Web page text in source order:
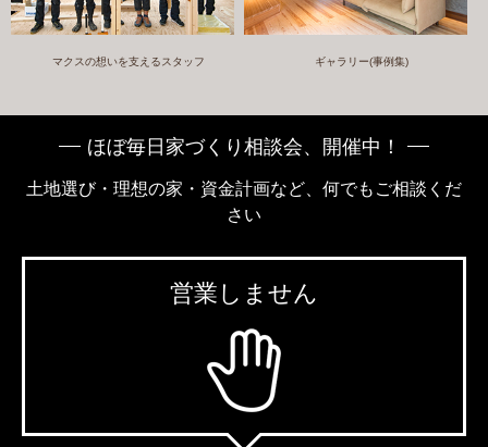
マクスの想いを支えるスタッフ ギャラリー(事例集)
ほぼ毎日家づくり相談会、開催中！
土地選び・理想の家・資金計画など、何でもご相談くだ
さい
営業しません